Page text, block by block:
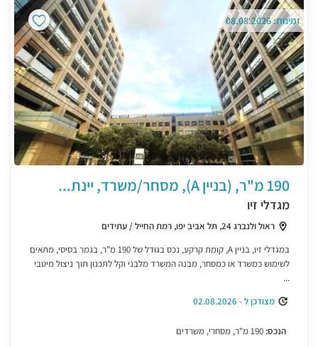
זמינות: 08.08.2026
190 מ"ר, (בניין A), מסחר/משרד, יינת...
מגדלי זיו
ראול ולנברג 24, תל אביב יפו, רמת החייל / עתידים
במגדלי זיו, בניין A, קומת קרקע, נכס בגודל של 190 מ"ר, בגמר בסיסי, מתאים
לשימוש כמשרד או כמסחר, מבנה המשרד מלבני וקל לתכנון תוך ניצול מיטבי
...
מצודכן ל - 02.08.2026
הנכס: